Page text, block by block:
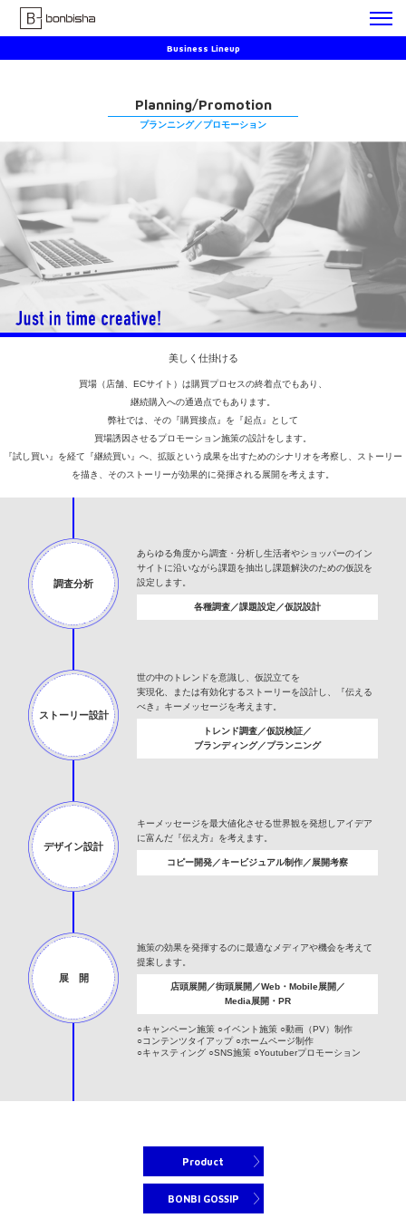
Business Lineup
Planning/Promotion
プランニング／プロモーション
美しく仕掛ける
買場（店舗、ECサイト）は購買プロセスの終着点でもあり、
継続購入への通過点でもあります。
弊社では、その『購買接点』を『起点』として
買場誘因させるプロモーション施策の設計をします。
『試し買い』を経て『継続買い』へ、拡販という成果を出すためのシナリオを考察し、ストーリー
を描き、そのストーリーが効果的に発揮される展開を考えます。
調査分析
あらゆる角度から調査・分析し生活者やショッパーのイン
サイトに沿いながら課題を抽出し課題解決のための仮説を
設定します。
各種調査／課題設定／仮説設計
ストーリー設計
世の中のトレンドを意識し、仮説立てを
実現化、
または有効化するストーリーを設計し、
『伝える
べき』キーメッセージを考えます。
トレンド調査／仮説検証／
ブランディング／プランニング
デザイン設計
キーメッセージを最大値化させる世界観を発想しアイデア
に富んだ『伝え方』を考えます。
コピー開発／キービジュアル制作／展開考察
展 開
施策の効果を発揮するのに最適なメディアや機会を考えて
提案します。
店頭展開／街頭展開／Web・Mobile展開／
Media展開・PR
○キャンペーン施策 ○イベント施策 ○動画（PV）制作
○コンテンツタイアップ ○ホームページ制作
○キャスティング ○SNS施策 ○Youtuberプロモーション
Product
BONBI GOSSIP